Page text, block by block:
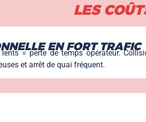
LES
EN FORT TRAFIC
= perte de temps opérateur.
et arrêt de quai fréquent.